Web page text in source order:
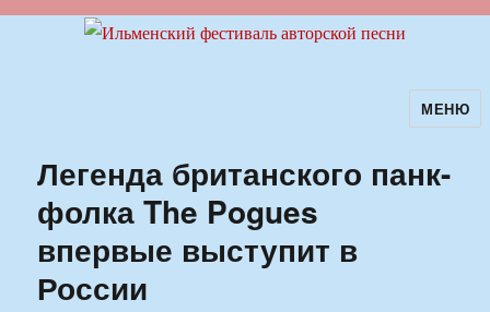
Ильменский фестиваль авторскойМЕНЮ
Легенда британского панк-
фолка The Pogues
впервые выступит в
России